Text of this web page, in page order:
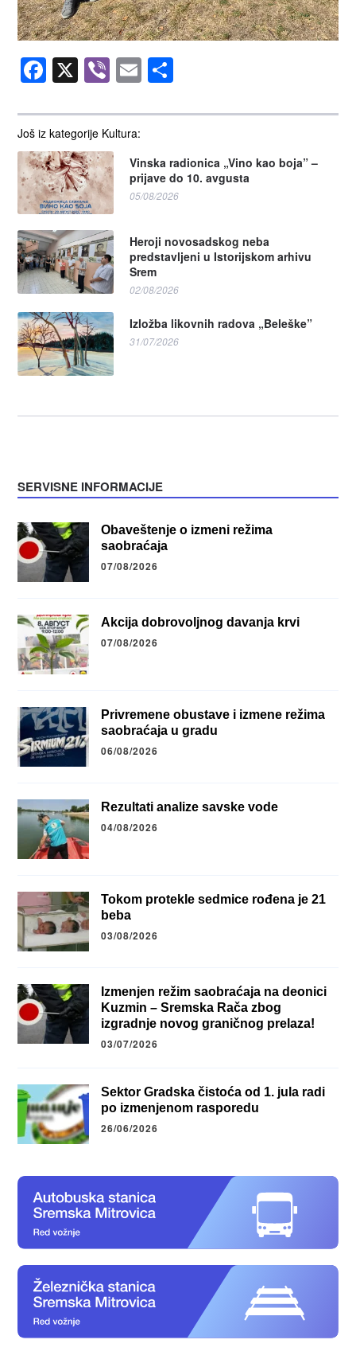
Još iz kategorije Kultura:
Vinska radionica „Vino kao boja” –
prijave do 10. avgusta
05/08/2026
Heroji novosadskog neba
predstavljeni u Istorijskom arhivu
Srem
02/08/2026
Izložba likovnih radova „Beleške”
31/07/2026
Facebook
X Viber
Email
SERVISNE INFORMACIJE
Obaveštenje o izmeni režima
saobraćaja
07/08/2026
Akcija dobrovoljnog davanja krvi
07/08/2026
Privremene obustave i izmene režima
saobraćaja u gradu
06/08/2026
Rezultati analize savske vode
04/08/2026
Tokom protekle sedmice rođena je 21
beba
03/08/2026
Izmenjen režim saobraćaja na deonici
Kuzmin – Sremska Rača zbog
izgradnje novog graničnog prelaza!
03/07/2026
Sektor Gradska čistoća od 1. jula radi
po izmenjenom rasporedu
26/06/2026